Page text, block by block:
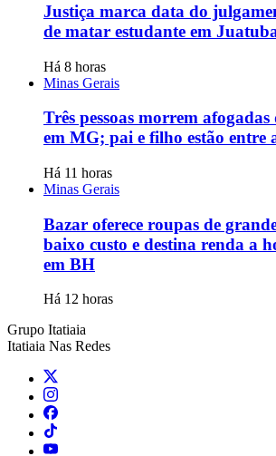
Justiça marca data do
de matar estudante em
Há 8 horas
Minas Gerais
Três pessoas morrem
em MG; pai e filho estão entre
Há 11 horas
Minas Gerais
Bazar oferece roupas de
baixo custo e destina renda a
em BH
Há 12 horas
Grupo Itatiaia
Itatiaia Nas Redes